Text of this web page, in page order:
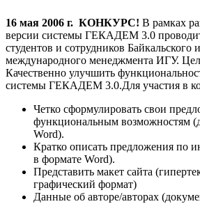
16 мая 2006 г. КОНКУРС! В рамках
версии системы ГЕКАДЕМ 3.0
студентов и сотрудников Байкальского
международного менеджмента ИГУ.
Качественно улучшить
системы ГЕКАДЕМ 3.0.Для участия в
Четко сформулировать свои
функциональным возможностям
Word).
Кратко описать предложения по
в формате Word).
Представить макет сайта
графический формат)
Данные об авторе/авторах